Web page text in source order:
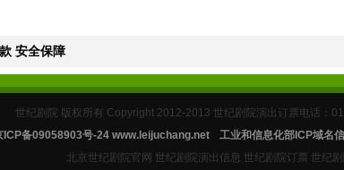
安全保障
世纪剧院 版权所有 Copyright 2012-2013 世纪剧院演出订票电话：
ICP备09058903号-24 www.leijuchang.net
工业和信息化部ICP域名
北京世纪剧院官网 世纪剧院演出信息 世纪剧院订票 世纪